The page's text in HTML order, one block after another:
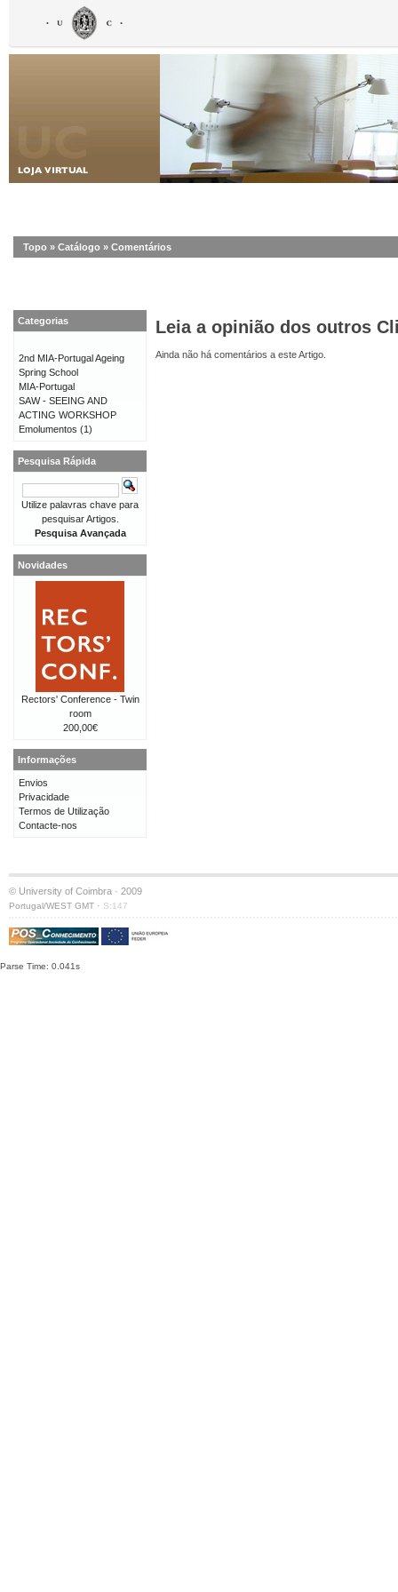
Topo » Catálogo » Comentários
Leia a opinião dos outros
Ainda não há comentários a este Artigo.
Categorias
2nd MIA-Portugal Ageing
Spring School
MIA-Portugal
SAW - SEEING AND
ACTING WORKSHOP
Emolumentos (1)
Pesquisa Rápida
Utilize palavras chave para
pesquisar Artigos.
Pesquisa Avançada
Novidades
Rectors' Conference - Twin
room
200,00€
Informações
Envios
Privacidade
Termos de Utilização
Contacte-nos
© University of Coimbra · 2009
Portugal/WEST GMT · S:147
Parse Time: 0.041s